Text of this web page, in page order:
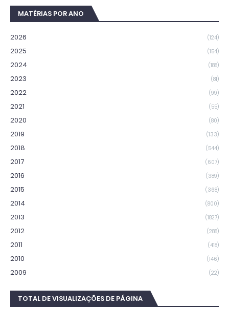
MATÉRIAS POR ANO
2026 (124)
2025 (154)
2024 (188)
2023 (81)
2022 (99)
2021 (55)
2020 (80)
2019 (133)
2018 (544)
2017 (607)
2016 (389)
2015 (368)
2014 (800)
2013 (1827)
2012 (288)
2011 (418)
2010 (146)
2009 (22)
TOTAL DE VISUALIZAÇÕES DE PÁGINA